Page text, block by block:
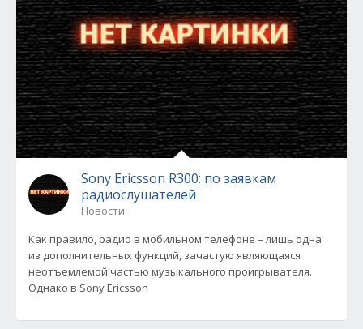
Sony Ericsson R300: по заявкам
радиослушателей
Новости
Как правило, радио в мобильном телефоне – лишь одна
из дополнительных функций, зачастую являющаяся
неотъемлемой частью музыкального проигрывателя.
Однако в Sony Ericsson